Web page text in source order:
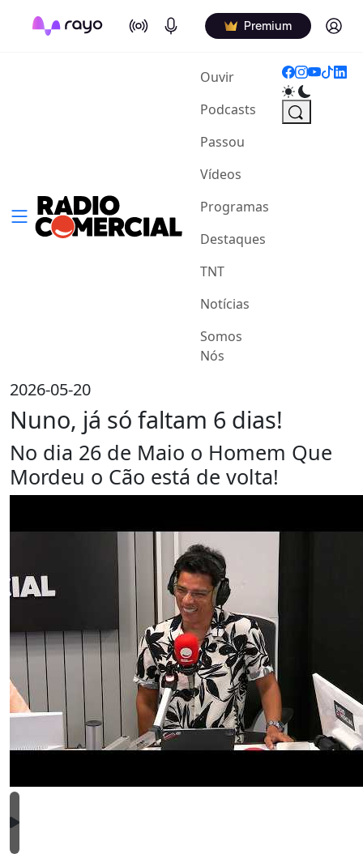
On Air Podcasts Premium Log in
Ouvir(current)
Podcasts
Passou
Vídeos
Programas
Destaques
TNT
Notícias
Somos
Nós
2026-05-20
Nuno, já só faltam 6 dias!
No dia 26 de Maio o Homem Que
Mordeu o Cão está de volta!